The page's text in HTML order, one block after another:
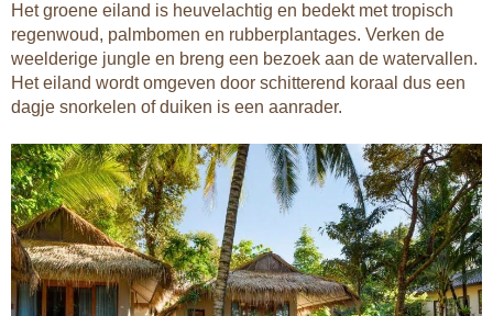
Het groene eiland is heuvelachtig en bedekt met tropisch
regenwoud, palmbomen en rubberplantages. Verken de
weelderige jungle en breng een bezoek aan de watervallen.
Het eiland wordt omgeven door schitterend koraal dus een
dagje snorkelen of duiken is een aanrader.